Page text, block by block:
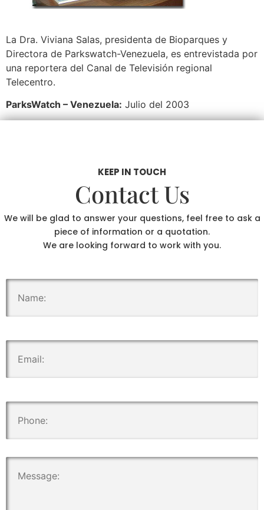
La Dra. Viviana Salas, presidenta de Bioparques y
Directora de Parkswatch-Venezuela, es entrevistada por
una reportera del Canal de Televisión regional
Telecentro.
ParksWatch – Venezuela: Julio del 2003
KEEP IN TOUCH
Contact Us
We will be glad to answer your questions, feel free to ask a
piece of information or a quotation.
We are looking forward to work with you.